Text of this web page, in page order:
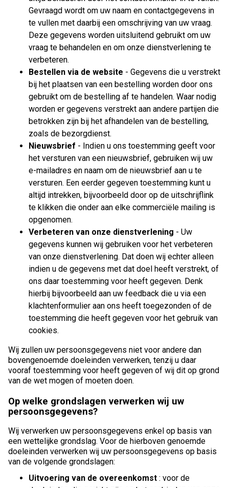
Gevraagd wordt om uw naam en contactgegevens in
te vullen met daarbij een omschrijving van uw vraag.
Deze gegevens worden uitsluitend gebruikt om uw
vraag te behandelen en om onze dienstverlening te
verbeteren.
Bestellen via de website - Gegevens die u verstrekt
bij het plaatsen van een bestelling worden door ons
gebruikt om de bestelling af te handelen. Waar nodig
worden er gegevens verstrekt aan andere partijen die
betrokken zijn bij het afhandelen van de bestelling,
zoals de bezorgdienst.
Nieuwsbrief - Indien u ons toestemming geeft voor
het versturen van een nieuwsbrief, gebruiken wij uw
e-mailadres en naam om de nieuwsbrief aan u te
versturen. Een eerder gegeven toestemming kunt u
altijd intrekken, bijvoorbeeld door op de uitschrijflink
te klikken die onder aan elke commerciële mailing is
opgenomen.
Verbeteren van onze dienstverlening - Uw
gegevens kunnen wij gebruiken voor het verbeteren
van onze dienstverlening. Dat doen wij echter alleen
indien u de gegevens met dat doel heeft verstrekt, of
ons daar toestemming voor heeft gegeven. Denk
hierbij bijvoorbeeld aan uw feedback die u via een
klachtenformulier aan ons heeft toegezonden of de
toestemming die heeft gegeven voor het gebruik van
cookies.
Wij zullen uw persoonsgegevens niet voor andere dan
bovengenoemde doeleinden verwerken, tenzij u daar
vooraf toestemming voor heeft gegeven of wij dit op grond
van de wet mogen of moeten doen.
Op welke grondslagen verwerken wij uw
persoonsgegevens?
Wij verwerken uw persoonsgegevens enkel op basis van
een wettelijke grondslag. Voor de hierboven genoemde
doeleinden verwerken wij uw persoonsgegevens op basis
van de volgende grondslagen:
Uitvoering van de overeenkomst : voor de